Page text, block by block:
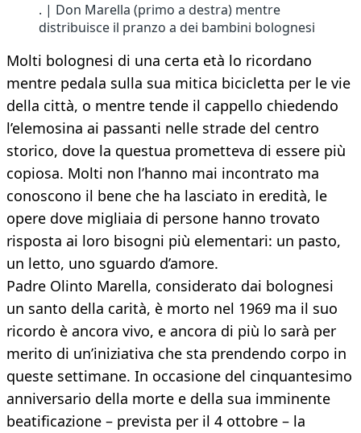
. | Don Marella (primo a destra) mentre
distribuisce il pranzo a dei bambini bolognesi
Molti bolognesi di una certa età lo ricordano
mentre pedala sulla sua mitica bicicletta per le vie
della città, o mentre tende il cappello chiedendo
l’elemosina ai passanti nelle strade del centro
storico, dove la questua prometteva di essere più
copiosa. Molti non l’hanno mai incontrato ma
conoscono il bene che ha lasciato in eredità, le
opere dove migliaia di persone hanno trovato
risposta ai loro bisogni più elementari: un pasto,
un letto, uno sguardo d’amore.
Padre Olinto Marella, considerato dai bolognesi
un santo della carità, è morto nel 1969 ma il suo
ricordo è ancora vivo, e ancora di più lo sarà per
merito di un’iniziativa che sta prendendo corpo in
queste settimane. In occasione del cinquantesimo
anniversario della morte e della sua imminente
beatificazione – prevista per il 4 ottobre – la